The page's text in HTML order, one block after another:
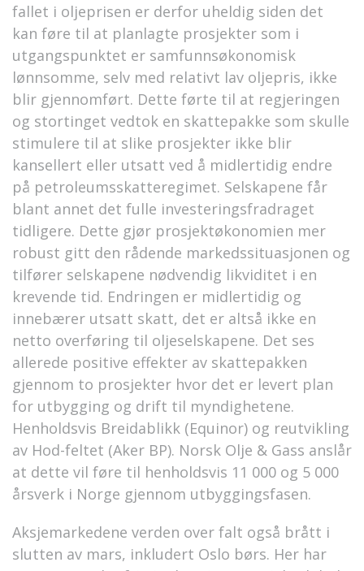
fallet i oljeprisen er derfor uheldig siden det
kan føre til at planlagte prosjekter som i
utgangspunktet er samfunnsøkonomisk
lønnsomme, selv med relativt lav oljepris, ikke
blir gjennomført. Dette førte til at regjeringen
og stortinget vedtok en skattepakke som skulle
stimulere til at slike prosjekter ikke blir
kansellert eller utsatt ved å midlertidig endre
på petroleumsskatteregimet. Selskapene får
blant annet det fulle investeringsfradraget
tidligere. Dette gjør prosjektøkonomien mer
robust gitt den rådende markedssituasjonen og
tilfører selskapene nødvendig likviditet i en
krevende tid. Endringen er midlertidig og
innebærer utsatt skatt, det er altså ikke en
netto overføring til oljeselskapene. Det ses
allerede positive effekter av skattepakken
gjennom to prosjekter hvor det er levert plan
for utbygging og drift til myndighetene.
Henholdsvis Breidablikk (Equinor) og reutvikling
av Hod-feltet (Aker BP). Norsk Olje & Gass anslår
at dette vil føre til henholdsvis 11 000 og 5 000
årsverk i Norge gjennom utbyggingsfasen.
Aksjemarkedene verden over falt også brått i
slutten av mars, inkludert Oslo børs. Her har